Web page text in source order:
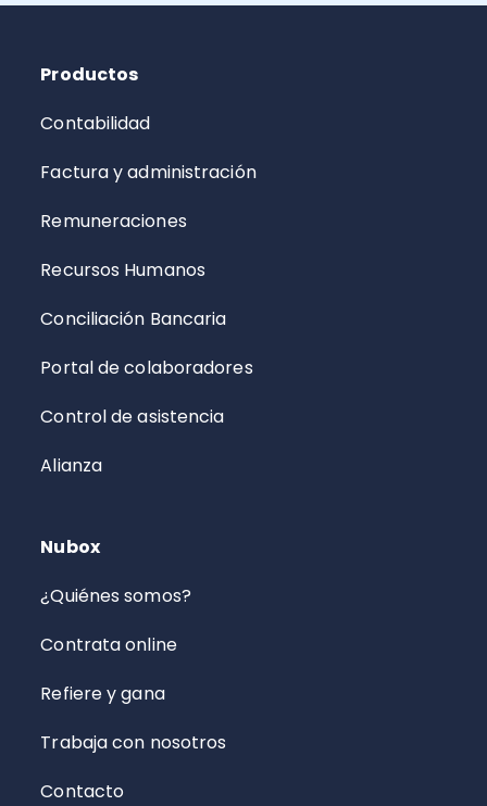
Productos
Contabilidad
Factura y administración
Remuneraciones
Recursos Humanos
Conciliación Bancaria
Portal de colaboradores
Control de asistencia
Alianza
Nubox
¿Quiénes somos?
Contrata online
Refiere y gana
Trabaja con nosotros
Contacto